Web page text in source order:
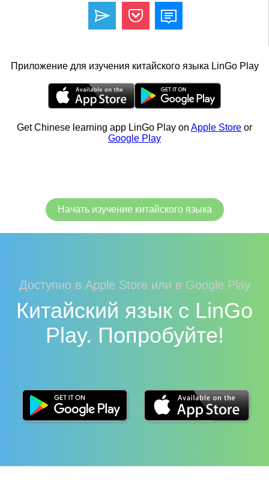
Приложение для изучения китайского языка LinGo Play
Get Chinese learning app LinGo Play on Apple Store or
Google Play
Начать изучение китайского языка
Доступно в Apple Store или в Google Play
Китайский язык с LinGo
Play. Попробуйте!